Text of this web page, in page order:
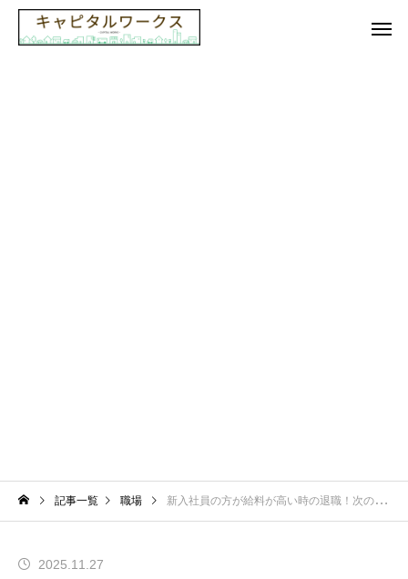
記事一覧 職場 新入社員の方が給料が高い時の退職！次のステップを考える
2025.11.27